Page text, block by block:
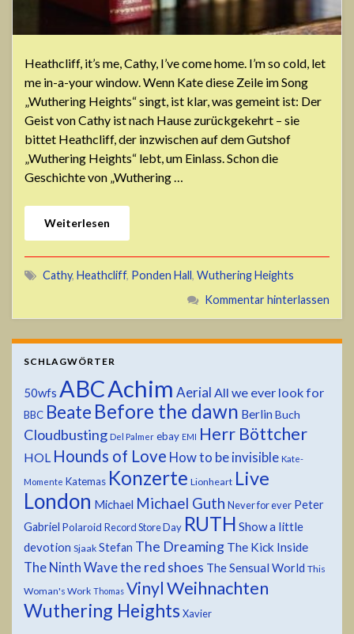
Heathcliff, it’s me, Cathy, I’ve come home. I’m so cold, let
me in-a-your window. Wenn Kate diese Zeile im Song
„Wuthering Heights“ singt, ist klar, was gemeint ist: Der
Geist von Cathy ist nach Hause zurückgekehrt – sie
bittet Heathcliff, der inzwischen auf dem Gutshof
„Wuthering Heights“ lebt, um Einlass. Schon die
Geschichte von „Wuthering …
Weiterlesen
Cathy, Heathcliff, Ponden Hall, Wuthering Heights
Kommentar hinterlassen
SCHLAGWÖRTER
50wfs ABCAchim Aerial All we ever look for
BBC Beate Before the dawn Berlin Buch
Cloudbusting Del Palmer ebay EMI Herr Böttcher
HOL Hounds of Love How to be invisible Kate-
Momente Katemas Konzerte Lionheart Live
London Michael Michael Guth Never for ever Peter
Gabriel Polaroid Record Store Day RUTH Show a little
devotion Sjaak Stefan The Dreaming The Kick Inside
The Ninth Wavethe red shoes The Sensual World This
Woman's Work Thomas VinylWeihnachten
Wuthering Heights Xavier